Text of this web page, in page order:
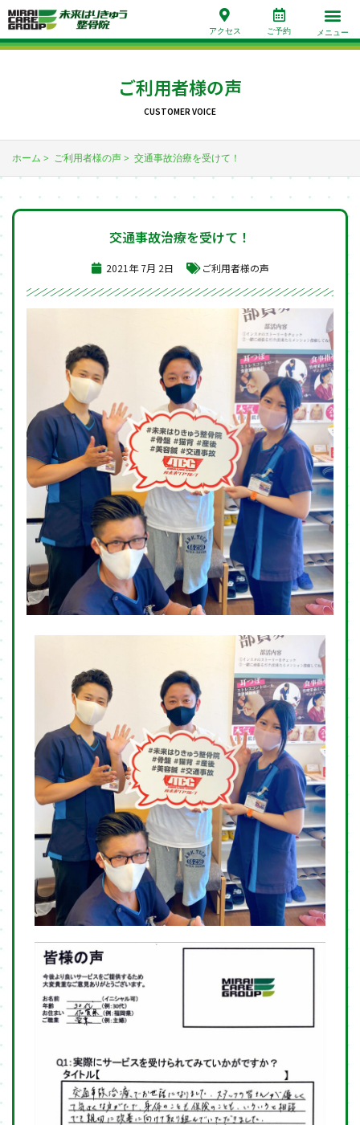
アクセス ご予約 メニュー
ご利用者様の声
CUSTOMER VOICE
ホーム ご利用者様の声 交通事故治療を受けて！
交通事故治療を受けて！
2021年 7月 2日 ご利用者様の声